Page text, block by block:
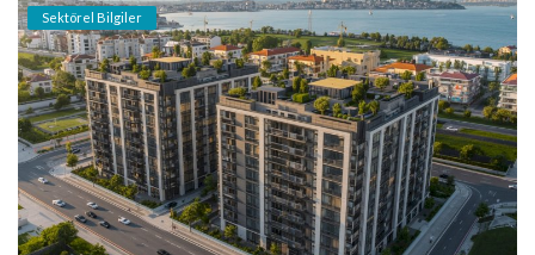
Sektörel Bilgiler